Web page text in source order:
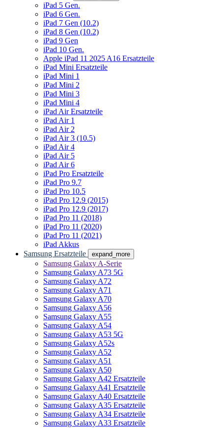
iPad 5 Gen.
iPad 6 Gen.
iPad 7 Gen (10.2)
iPad 8 Gen (10.2)
iPad 9 Gen
iPad 10 Gen.
Apple iPad 11 2025 A16 Ersatzteile
iPad Mini Ersatzteile
iPad Mini 1
iPad Mini 2
iPad Mini 3
iPad Mini 4
iPad Air Ersatzteile
iPad Air 1
iPad Air 2
iPad Air 3 (10.5)
iPad Air 4
iPad Air 5
iPad Air 6
iPad Pro Ersatzteile
iPad Pro 9.7
iPad Pro 10.5
iPad Pro 12.9 (2015)
iPad Pro 12.9 (2017)
iPad Pro 11 (2018)
iPad Pro 11 (2020)
iPad Pro 11 (2021)
iPad Akkus
Samsung Ersatzteile
expand_more
Samsung Galaxy A-Serie
Samsung Galaxy A73 5G
Samsung Galaxy A72
Samsung Galaxy A71
Samsung Galaxy A70
Samsung Galaxy A56
Samsung Galaxy A55
Samsung Galaxy A54
Samsung Galaxy A53 5G
Samsung Galaxy A52s
Samsung Galaxy A52
Samsung Galaxy A51
Samsung Galaxy A50
Samsung Galaxy A42 Ersatzteile
Samsung Galaxy A41 Ersatzteile
Samsung Galaxy A40 Ersatzteile
Samsung Galaxy A35 Ersatzteile
Samsung Galaxy A34 Ersatzteile
Samsung Galaxy A33 Ersatzteile